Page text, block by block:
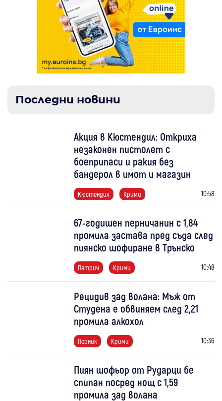
Последни новини
Акция в Кюстендил: Откриха
незаконен пистолет с
боеприпаси и ракия без
бандерол в имот и магазин
Кюстендил Крими 10:58
67-годишен перничанин с 1,84
промила застава пред съда след
пиянско шофиране в Трънско
Петрич Крими 10:48
Рецидив зад волана: Мъж от
Студена е обвиняем след 2,21
промила алкохол
Перник Крими 10:36
Пиян шофьор от Рударци бе
спипан посред нощ с 1,59
промила зад волана